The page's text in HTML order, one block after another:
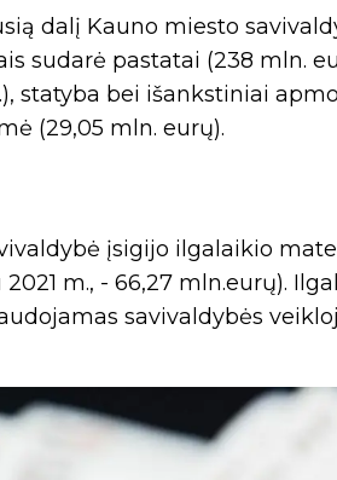
dalį Kauno miesto
sudarė pastatai (238 mln.
statyba bei išankstiniai
(29,05 mln. eurų).
įsigijo ilgalaikio
m., - 66,27 mln.eurų).
savivaldybės